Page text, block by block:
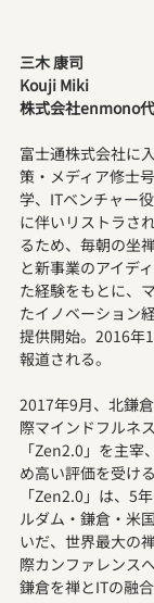
三木 康司
Kouji Miki
株式会社enmono
富士通株式会社に
策・メディア修士
学、ITベンチャー
に伴いリストラさ
るため、毎朝の坐
と新事業のアイデ
た経験をもとに、
たイノベーション
提供開始。2016年
報道される。
2017年9月、北鎌
際マインドフルネ
「Zen2.0」を主
め高い評価を受け
「Zen2.0」は、5
ルダム・鎌倉・米
いだ、世界最大の
際カンファレンス
鎌倉を禅とITの融